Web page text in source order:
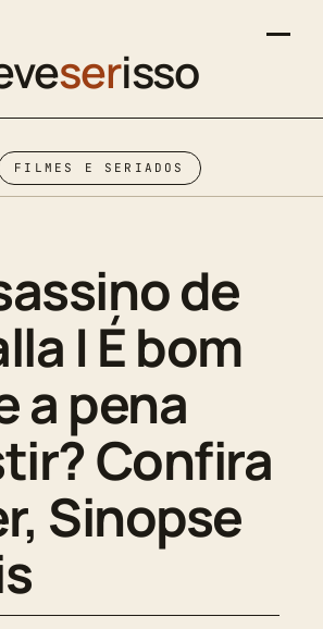
serisso
FILMES E SERIADOS
de
| É bom
a pena
Confira
Sinopse